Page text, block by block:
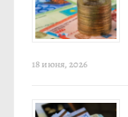
18 июня, 2026